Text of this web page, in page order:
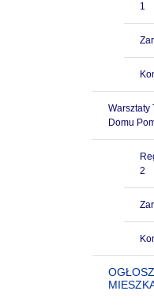
1
Warsztaty
Domu
2